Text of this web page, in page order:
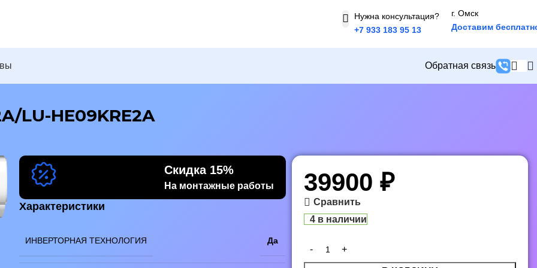
Нужна консультация?
+7 933 183 95 13
г. Омск
Доставим
Обратная связь
LU-HE09KRE2A
Скидка 15%
На монтажные работы
Характеристики
ИНВЕРТОРНАЯ ТЕХНОЛОГИЯ Да
39900 ₽
Сравнить
4 в наличии